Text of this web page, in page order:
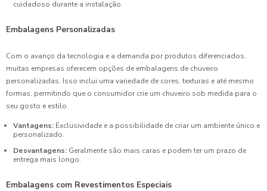
cuidadoso durante a instalação.
Embalagens Personalizadas
Com o avanço da tecnologia e a demanda por produtos diferenciados,
muitas empresas oferecem opções de embalagens de chuveiro
personalizadas. Isso inclui uma variedade de cores, texturas e até mesmo
formas, permitindo que o consumidor crie um chuveiro sob medida para o
seu gosto e estilo.
Vantagens: Exclusividade e a possibilidade de criar um ambiente único e
personalizado.
Desvantagens: Geralmente são mais caras e podem ter um prazo de
entrega mais longo.
Embalagens com Revestimentos Especiais